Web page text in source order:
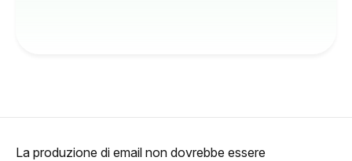
La produzione di email non dovrebbe essere